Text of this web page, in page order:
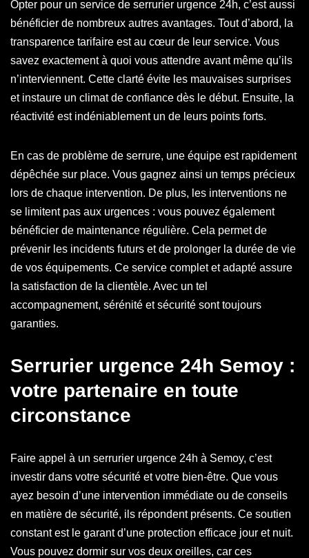
Opter pour un service de serrurier urgence 24h, c’est aussi
bénéficier de nombreux autres avantages. Tout d’abord, la
transparence tarifaire est au cœur de leur service. Vous
savez exactement à quoi vous attendre avant même qu’ils
n’interviennent. Cette clarté évite les mauvaises surprises
et instaure un climat de confiance dès le début. Ensuite, la
réactivité est indéniablement un de leurs points forts.
En cas de problème de serrure, une équipe est rapidement
dépêchée sur place. Vous gagnez ainsi un temps précieux
lors de chaque intervention. De plus, les interventions ne
se limitent pas aux urgences : vous pouvez également
bénéficier de maintenance régulière. Cela permet de
prévenir les incidents futurs et de prolonger la durée de vie
de vos équipements. Ce service complet et adapté assure
la satisfaction de la clientèle. Avec un tel
accompagnement, sérénité et sécurité sont toujours
garanties.
Serrurier urgence 24h Semoy :
votre partenaire en toute
circonstance
Faire appel à un serrurier urgence 24h à Semoy, c’est
investir dans votre sécurité et votre bien-être. Que vous
ayez besoin d’une intervention immédiate ou de conseils
en matière de sécurité, ils répondent présents. Ce soutien
constant est le garant d’une protection efficace jour et nuit.
Vous pouvez dormir sur vos deux oreilles, car ces